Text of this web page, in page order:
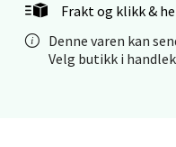
Frakt og klikk &
Denne varen kan
Velg butikk i
Åpent i dag 10-20
0 i butikk